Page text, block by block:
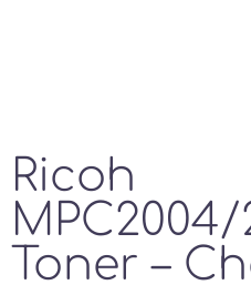
Ricoh
MPC2004/
Toner –